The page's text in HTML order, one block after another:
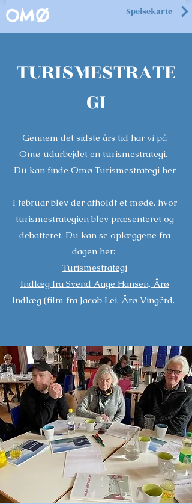
Speisekarte
OMØ
TURISMESTRATE
GI
Gennem det sidste års tid har vi på
Omø udarbejdet en turismestrategi.
Du kan finde Omø Turismestrategi her
I februar blev der afholdt et møde, hvor
turismestrategien blev præsenteret og
debatteret. Du kan se oplæggene fra
dagen her:
Turismestrategi
Indlæg fra Svend Aage Hansen, Årø
Indlæg (film fra Jacob Lei, Årø Vingård.